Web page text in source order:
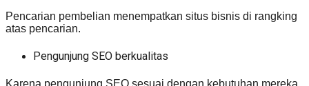
Pencarian pembelian menempatkan situs bisnis di rangking
atas pencarian.
Pengunjung SEO berkualitas
Karena pengunjung SEO sesuai dengan kebutuhan mereka,